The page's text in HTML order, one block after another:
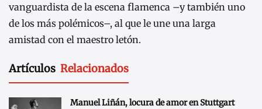
vanguardista de la escena flamenca –y también uno
de los más polémicos–, al que le une una larga
amistad con el maestro letón.
Artículos Relacionados
Manuel Liñán, locura de amor en Stuttgart